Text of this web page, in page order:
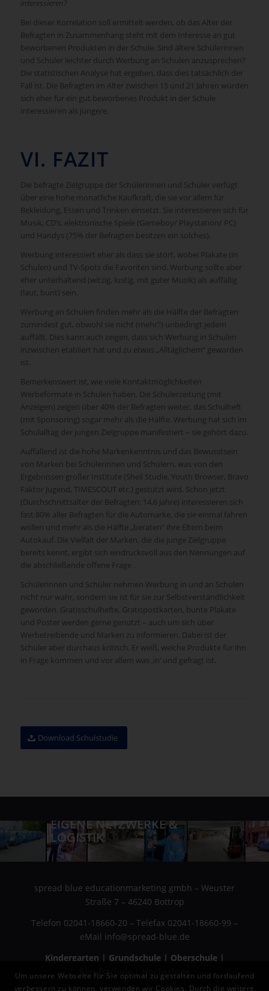
interessieren?
Bei dieser Korrelation soll ermittelt werden, ob das Alter der
Befragten in Zusammenhang steht mit dem Interesse an gut
beworbenen Produkten in der Schule. Sind ältere Schülerinnen
und Schüler leichter durch Werbung an Schulen anzusprechen?
Die statistischen Analyse hat ergeben, dass dies tatsächlich der
Fall ist. Die Befragten im Alter zwischen 15 und 21 Jahren würden
sich eher für ein gut beworbenes Produkt in der Schule
interessieren als jüngere.
VI. FAZIT
Die befragte Zielgruppe der Schülerinnen und Schüler verfügt
über eine hohe monatliche Kaufkraft, die sie vor allem für
Bekleidung, Essen und Trinken einsetzt. Sie interessieren sich für
Musik, CD’s, elektronische Spiele (Gameboy/ Playstation/ PC)
und Handys (75% der Befragten besitzen ein solches).
Werbung interessiert eher als dass sie stört, wobei Plakate (in
Schulen) und TV-Spots die Favoriten sind. Werbung sollte aber
eher unterhaltend (witzig, lustig, mit guter Musik) als auffällig
(laut, bunt) sein.
Werbung an Schulen finden mehr als die Hälfte der Befragten
zumindest gut, obwohl sie nicht (mehr?) unbedingt jedem
auffällt. Dies kann auch zeigen, dass sich Werbung in Schulen
inzwischen etabliert hat und zu etwas „Alltäglichem“ geworden
ist.
Bemerkenswert ist, wie viele Kontaktmöglichkeiten
Werbeformate in Schulen haben. Die Schülerzeitung (mit
Anzeigen) zeigen über 40% der Befragten weiter, das Schulheft
(mit Sponsoring) sogar mehr als die Hälfte. Werbung hat sich im
Schulalltag der jungen Zielgruppe manifestiert – sie gehört dazu.
Auffallend ist die hohe Markenkenntnis und das Bewusstsein
von Marken bei Schülerinnen und Schülern, was von den
Ergebnissen großer Institute (Shell Studie, Youth Browser, Bravo
Faktor Jugend, TIMESCOUT etc.) gestützt wird. Schon jetzt
(Durchschnittsalter der Befragten: 14,6 Jahre) interessieren sich
fast 80% aller Befragten für die Automarke, die sie einmal fahren
wollen und mehr als die Hälfte „beraten“ ihre Eltern beim
Autokauf. Die Vielfalt der Marken, die die junge Zielgruppe
bereits kennt, ergibt sich eindrucksvoll aus den Nennungen auf
die abschließende offene Frage .
Schülerinnen und Schüler nehmen Werbung in und an Schulen
nicht nur wahr, sondern sie ist für sie zur Selbstverständlichkeit
geworden. Gratisschulhefte, Gratispostkarten, bunte Plakate
und Poster werden gerne genutzt – auch um sich über
Werbetreibende und Marken zu informieren. Dabei ist der
Schüler aber durchaus kritisch. Er weiß, welche Produkte für ihn
in Frage kommen und vor allem was ‚in’ und gefragt ist.
Download Schulstudie
EIGENE NETZWERKE &
LOGISTIK
spread blue educationmarketing gmbh – Weuster
Straße 7 – 46240 Bottrop
Telefon 02041-18660-20 – Telefax 02041-18660-99 –
eMail info@spread-blue.de
Kindergarten | Grundschule| Oberschule|
Berufsschule | Hochschule
Um unsere Webseite für Sie optimal zu gestalten und fortlaufend
verbessern zu können, verwenden wir Cookies. Durch die weitere